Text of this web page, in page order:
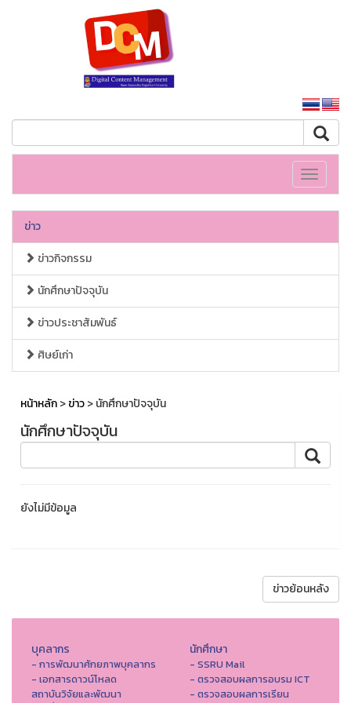
Toggle
ข่าว
ข่าวกิจกรรม
นักศึกษาปัจจุบัน
ข่าวประชาสัมพันธ์
ศิษย์เก่า
หน้าหลัก>ข่าว> นักศึกษาปัจจุบัน
นักศึกษาปัจจุบัน
ยังไม่มีข้อมูล
ข่าวย้อนหลัง
บุคลากร
- การพัฒนาศักยภาพบุคลากร
- เอกสารดาวน์โหลด
สถาบันวิจัยและพัฒนา
นักศึกษา
- SSRU Mail
- ตรวจสอบผลการอบรม ICT
- ตรวจสอบผลการเรียน